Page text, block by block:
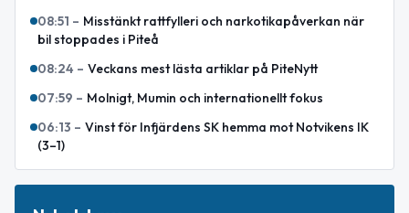
08:51 – Misstänkt rattfylleri och narkotikapåverkan när
bil stoppades i Piteå
08:24 – Veckans mest lästa artiklar på PiteNytt
07:59 – Molnigt, Mumin och internationellt fokus
06:13 – Vinst för Infjärdens SK hemma mot Notvikens IK
(3–1)